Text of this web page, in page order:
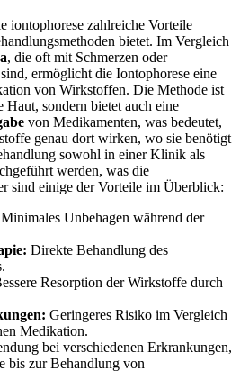
iontophorese zahlreiche Vorteile‍
bietet. Im ​Vergleich
, die oft mit ⁤Schmerzen oder
ermöglicht die Iontophorese‌ eine
von Wirkstoffen. Die Methode ist
sondern bietet ‍auch eine
von Medikamenten, was bedeutet,
genau‍ dort wirken, wo sie ​benötigt
‌sowohl in einer Klinik als
werden, was die
sind einige der​ Vorteile im Überblick:
Minimales Unbehagen während der
Direkte Behandlung des
Resorption der Wirkstoffe durch
Geringeres⁣ Risiko im ⁣Vergleich
Medikation.
bei‌ verschiedenen Erkrankungen,
bis zur Behandlung‌ von